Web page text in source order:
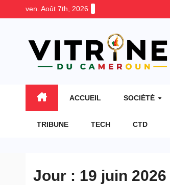
ven. Août 7th, 2026
ACCUEIL SOCIÉTÉ
TRIBUNE TECH CTD
Jour : 19 juin 2026